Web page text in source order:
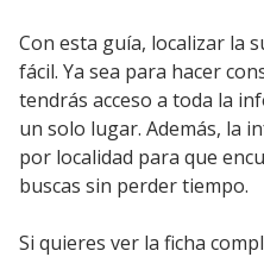
Con esta guía, localizar la
fácil. Ya sea para hacer
tendrás acceso a toda la
un solo lugar. Además, la
por localidad para que
buscas sin perder tiempo.
Si quieres ver la ficha